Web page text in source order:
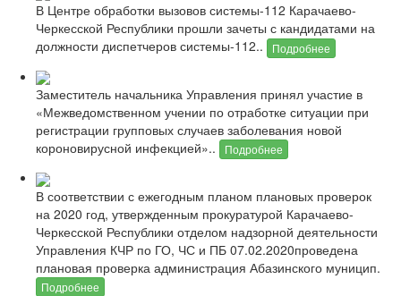
В Центре обработки вызовов системы-112 Карачаево-
Черкесской Республики прошли зачеты с кандидатами на
должности диспетчеров системы-112..
Подробнее
Заместитель начальника Управления принял участие в
«Межведомственном учении по отработке ситуации при
регистрации групповых случаев заболевания новой
короновирусной инфекцией»..
Подробнее
В соответствии с ежегодным планом плановых проверок
на 2020 год, утвержденным прокуратурой Карачаево-
Черкесской Республики отделом надзорной деятельности
Управления КЧР по ГО, ЧС и ПБ 07.02.2020проведена
плановая проверка администрация Абазинского муницип.
Подробнее